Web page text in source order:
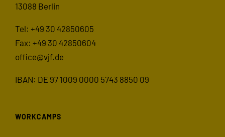
13088 Berlin
Tel: +49 30 42850605
Fax: +49 30 42850604
office@vjf.de
IBAN: DE 97 1009 0000 5743 8850 09
WORKCAMPS